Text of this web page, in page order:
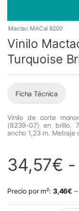
Mactac MACal 8200
Vinilo
Turquoise
Ficha Técnica
Vinilo de corte
(8239-07) en brillo.
ancho 1,23 m. Metraje
34,57€ -
Precio por m²: 3,46€ –